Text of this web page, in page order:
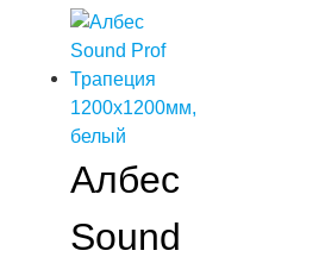
Албес
Sound